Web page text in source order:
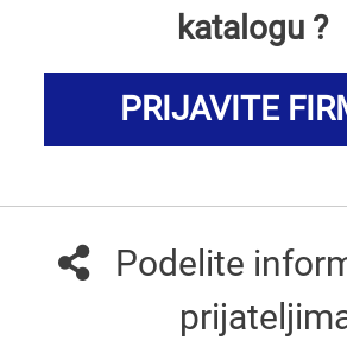
katalogu ?
PRIJAVITE
Podelite